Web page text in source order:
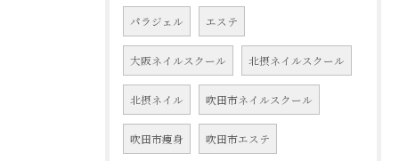
パラジェル エステ
大阪ネイルスクール 北摂ネイルスクール
北摂ネイル 吹田市ネイルスクール
吹田市痩身 吹田市エステ